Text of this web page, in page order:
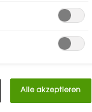
Alle akzeptieren